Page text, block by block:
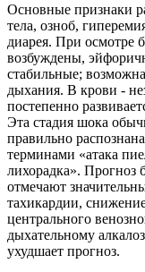
Основные признаки
тела, озноб,
диарея. При осмотре
возбуждены,
стабильные;
дыхания. В крови -
постепенно
Эта стадия шока
правильно
терминами «атака
лихорадка». Прогноз
отмечают
тахикардии,
центрального
дыхательному
ухудшает прогноз.